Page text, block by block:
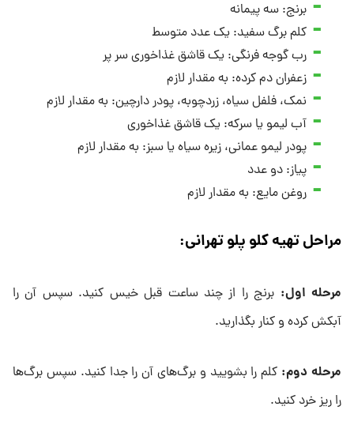
برنج: سه پیمانه
کلم برگ سفید: یک عدد متوسط
رب گوجه فرنگی: یک قاشق غذاخوری سر پر
زعفران دم کرده: به مقدار لازم
نمک، فلفل سیاه، زردچوبه، پودر دارچین: به مقدار لازم
آب لیمو یا سرکه: یک قاشق غذاخوری
پودر لیمو عمانی، زیره سیاه یا سبز: به مقدار لازم
پیاز: دو عدد
روغن مایع: به مقدار لازم
مراحل تهیه کلو پلو تهرانی:
مرحله اول: برنج را از چند ساعت قبل خیس کنید. سپس آن را
آبکش کرده و کنار بگذارید.
مرحله دوم: کلم را بشویید و برگ‌های آن را جدا کنید. سپس برگ‌ها
را ریز خرد کنید.